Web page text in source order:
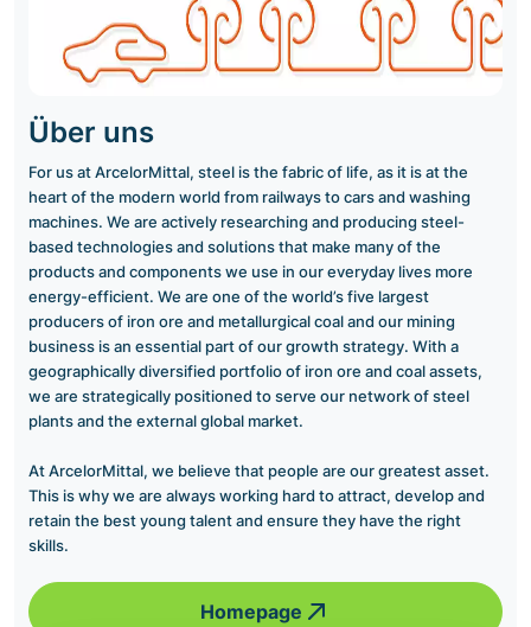
Über uns
For us at ArcelorMittal, steel is the fabric of life, as it is at the
heart of the modern world from railways to cars and washing
machines. We are actively researching and producing steel-
based technologies and solutions that make many of the
products and components we use in our everyday lives more
energy-efficient. We are one of the world’s five largest
producers of iron ore and metallurgical coal and our mining
business is an essential part of our growth strategy. With a
geographically diversified portfolio of iron ore and coal assets,
we are strategically positioned to serve our network of steel
plants and the external global market.
At ArcelorMittal, we believe that people are our greatest asset.
This is why we are always working hard to attract, develop and
retain the best young talent and ensure they have the right
skills.
Homepage